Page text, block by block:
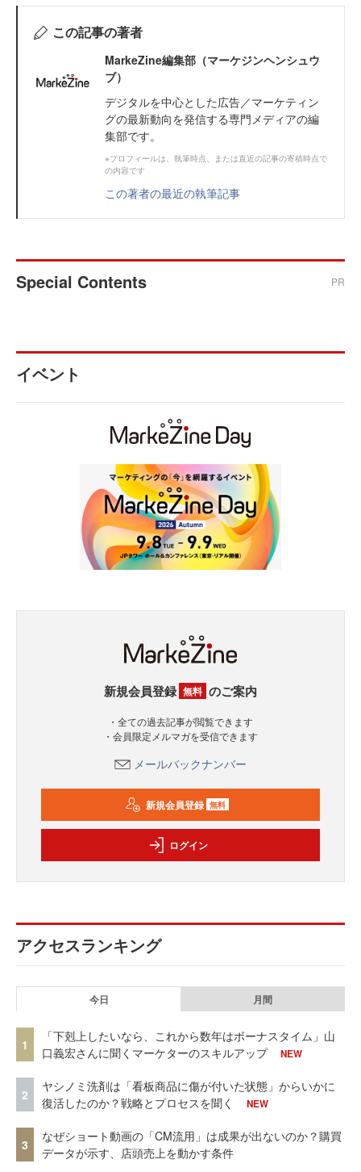
この記事の著者
MarkeZine編集部（マーケジンヘンシュウ
ブ）
デジタルを中心とした広告／マーケティン
グの最新動向を発信する専門メディアの編
集部です。
※プロフィールは、執筆時点、または直近の記事の寄稿時点で
の内容です
この著者の最近の執筆記事
Special Contents PR
イベント
新規会員登録 無料 のご案内
・全ての過去記事が閲覧できます
・会員限定メルマガを受信できます
メールバックナンバー
新規会員登録 無料
ログイン
アクセスランキング
今日 月間
1
「下剋上したいなら、これから数年はボーナスタイム」山
口義宏さんに聞くマーケターのスキルアップ
NEW
2
ヤシノミ洗剤は「看板商品に傷が付いた状態」からいかに
復活したのか？戦略とプロセスを聞く
NEW
3
なぜショート動画の「CM流用」は成果が出ないのか？購買
データが示す、店頭売上を動かす条件